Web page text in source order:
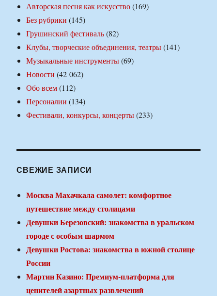
Авторская песня как искусство(169)
Без рубрики (145)
Грушинский фестиваль(82)
Клубы, творческие объединения, театры(141)
Музыкальные инструменты(69)
Новости (42 062)
Обо всем(112)
Персоналии (134)
Фестивали, конкурсы, концерты(233)
СВЕЖИЕ ЗАПИСИ
Москва Махачкала самолет: комфортное
путешествие между столицами
Девушки Березовский: знакомства в уральском
городе с особым шармом
Девушки Ростова: знакомства в южной столице
России
Мартин Казино: Премиум-платформа для
ценителей азартных развлечений